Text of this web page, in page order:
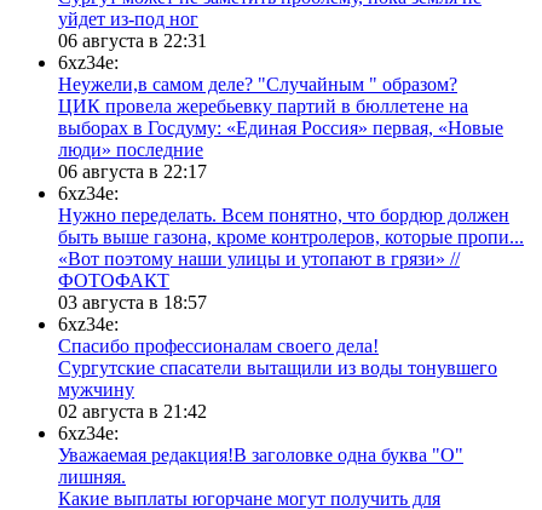
уйдет из-под ног
06 августа в 22:31
6xz34e:
Неужели,в самом деле? "Случайным " образом?
ЦИК провела жеребьевку партий в бюллетене на
выборах в Госдуму: «Единая Россия» первая, «Новые
люди» последние
06 августа в 22:17
6xz34e:
Нужно переделать. Всем понятно, что бордюр должен
быть выше газона, кроме контролеров, которые пропи...
«Вот поэтому наши улицы и утопают в грязи» //
ФОТОФАКТ
03 августа в 18:57
6xz34e:
Спасибо профессионалам своего дела!
Сургутские спасатели вытащили из воды тонувшего
мужчину
02 августа в 21:42
6xz34e:
Уважаемая редакция!В заголовке одна буква "О"
лишняя.
Какие выплаты югорчане могут получить для